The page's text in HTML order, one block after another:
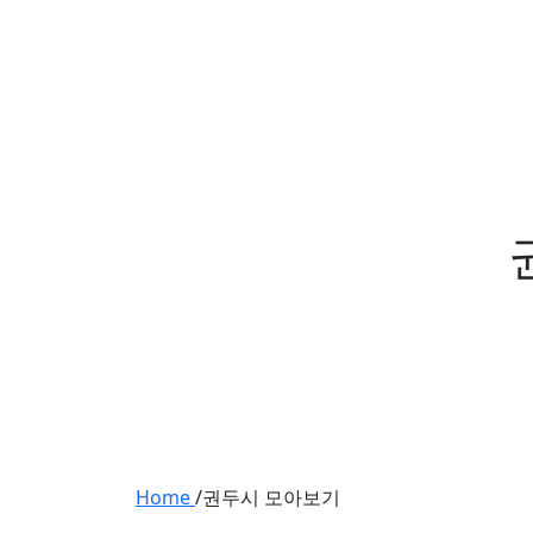
Home/권두시 모아보기